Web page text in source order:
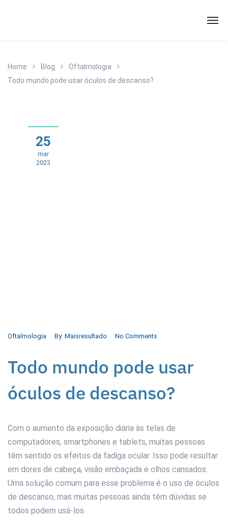
Home Blog
Oftalmologia
Todo mundo pode usar óculos de descanso?
25
mar
2023
Oftalmologia By: Maisresultado No Comments
Todo mundo pode usar
óculos de descanso?
Com o aumento da exposição diária às telas de
computadores, smartphones e tablets, muitas pessoas
têm sentido os efeitos da fadiga ocular. Isso pode resultar
em dores de cabeça, visão embaçada e olhos cansados.
Uma solução comum para esse problema é o uso de óculos
de descanso, mas muitas pessoas ainda têm dúvidas se
todos podem usá-los.